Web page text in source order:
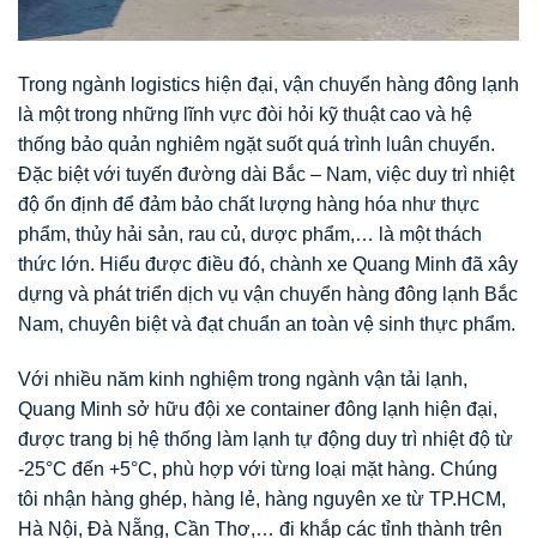
Trong ngành logistics hiện đại, vận chuyển hàng đông lạnh
là một trong những lĩnh vực đòi hỏi kỹ thuật cao và hệ
thống bảo quản nghiêm ngặt suốt quá trình luân chuyển.
Đặc biệt với tuyến đường dài Bắc – Nam, việc duy trì nhiệt
độ ổn định để đảm bảo chất lượng hàng hóa như thực
phẩm, thủy hải sản, rau củ, dược phẩm,… là một thách
thức lớn. Hiểu được điều đó, chành xe Quang Minh đã xây
dựng và phát triển dịch vụ vận chuyển hàng đông lạnh Bắc
Nam, chuyên biệt và đạt chuẩn an toàn vệ sinh thực phẩm.
Với nhiều năm kinh nghiệm trong ngành vận tải lạnh,
Quang Minh sở hữu đội xe container đông lạnh hiện đại,
được trang bị hệ thống làm lạnh tự động duy trì nhiệt độ từ
-25°C đến +5°C, phù hợp với từng loại mặt hàng. Chúng
tôi nhận hàng ghép, hàng lẻ, hàng nguyên xe từ TP.HCM,
Hà Nội, Đà Nẵng, Cần Thơ,… đi khắp các tỉnh thành trên